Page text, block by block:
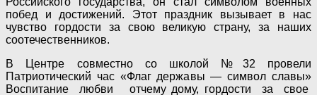
побед и достижений. Этот праздник вызывает в нас
чувство гордости за свою великую страну, за наших
соотечественников.
В Центре совместно со школой №32 провели
Патриотический час «Флаг державы — символ славы»
Воспитание любви отчему дому, гордости за свое